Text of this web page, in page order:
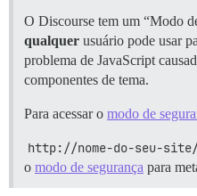
O Discourse tem um “Modo
qualquer usuário pode usar
problema de JavaScript
componentes de tema.
Para acessar o modo de
http://nome-do-seu-site/
o modo de segurança para